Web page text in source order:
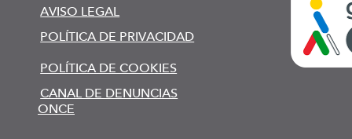
AVISO LEGAL
POLÍTICA DE PRIVACIDAD
POLÍTICA DE COOKIES
CANAL DE DENUNCIAS
ONCE